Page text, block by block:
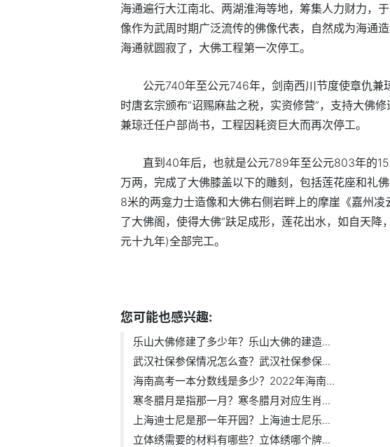
海通遍行大江南北、两湖淮海等地，筹集人力财力，
像作为武周时期广泛流传的佛像代表，自然成为海通
海通就圆寂了，大佛工程第一次停工。
公元740年至公元746年，剑南西川节度使章仇
时唐玄宗颁布“诏赐麻盐之税，实资修营”，支持大佛
兼琼迁任户部尚书，工程因耗资巨大而再次停工。
直到40年后，也就是公元789年至公元803年的
万两，完成了大佛膝盖以下的雕刻，包括莲花座和礼
8米的两龛力士造像和大佛右侧岩畔上的摩崖《嘉州
了大佛阁，使得大佛“趺足成形，莲花出水，如自天
元十九年)全部完工。
您可能也感兴趣:
乐山大佛修建了多少年？乐山大佛的建造...
武汉社保参保情况怎么查？武汉社保参保...
海南高考一本分数线是多少？2022年海南...
寒冬腊月是指那一月？寒冬腊月对应生肖...
上海迪士尼是那一年开园？上海迪士尼乐...
立体绣需要的材料有哪些？立体绣哪个牌...